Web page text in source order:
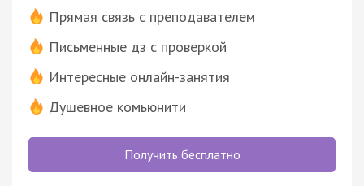
Прямая связь с преподавателем
Письменные дз с проверкой
Интересные онлайн-занятия
Душевное комьюнити
Получить бесплатно